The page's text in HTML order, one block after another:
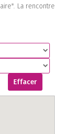
La rencontre
Effacer